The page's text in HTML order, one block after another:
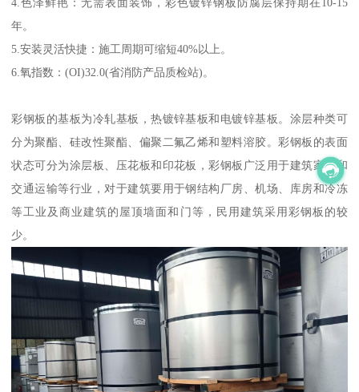
年。
5.安装灵活快捷：施工周期可缩短40%以上。
6.氧指数：(OI)32.0(省消防产品质检站)。
彩钢板的基板为冷轧基板，热镀锌基板和电镀锌基板。涂层种类可
分为聚酯、硅改性聚酯、偏聚二氟乙烯和塑料溶胶。彩钢板的表面
状态可分为涂层板、压花板和印花板，彩钢板广泛用于建筑家电和
交通运输等行业，对于建筑要用于钢结构厂房、机场、库房和冷冻
等工业及商业建筑的屋顶墙面和门等，民用建筑采用彩钢板的较
少。